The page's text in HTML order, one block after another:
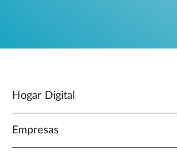
Hogar Digital
Empresas